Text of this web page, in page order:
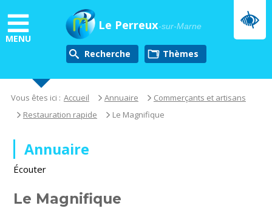
au
contenu
principal
MENU
Le Perreux-sur-Marne
Recherche thèmes
Vous êtes ici : Accueil Annuaire
Commerçants et artisans
Restauration rapide
Le Magnifique
Annuaire
Écouter
Le Magnifique